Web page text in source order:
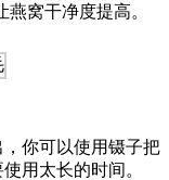
燕窝干净度提高。
你可以使用镊子把
用太长的时间。